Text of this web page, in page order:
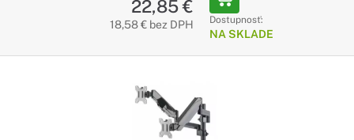
22,85 €
18,58 € bez DPH Dostupnosť:
NA SKLADE